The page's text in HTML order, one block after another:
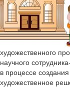
художественного
научного
в процессе
художественное